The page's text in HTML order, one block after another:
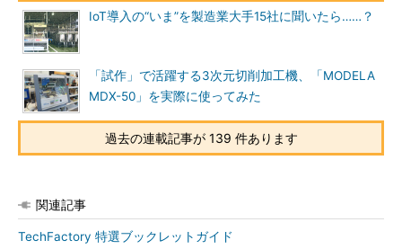
IoT導入の“いま”を製造業大手15社に聞いたら……？
「試作」で活躍する3次元切削加工機、「MODELA
MDX-50」を実際に使ってみた
過去の連載記事が 139 件あります
関連記事
TechFactory 特選ブックレットガイド